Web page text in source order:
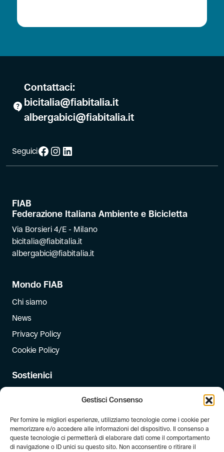
Gestisci Consenso
Per fornire le migliori esperienze, utilizziamo tecnologie come i cookie per
memorizzare e/o accedere alle informazioni del dispositivo. Il consenso a
queste tecnologie ci permetterà di elaborare dati come il comportamento
di navigazione o ID unici su questo sito. Non acconsentire o ritirare il
Contattaci:
bicitalia@fiabitalia.it
albergabici@fiabitalia.it
SeguiciFacebook
Instagram
LinkedIn
FIAB
Federazione Italiana Ambiente e Bicicletta
Via Borsieri 4/E - Milano
bicitalia@fiabitalia.it
albergabici@fiabitalia.it
Mondo FIAB
Chi siamo
News
Privacy Policy
Cookie Policy
Sostienici
Dona il 5 per mille
Newsletter